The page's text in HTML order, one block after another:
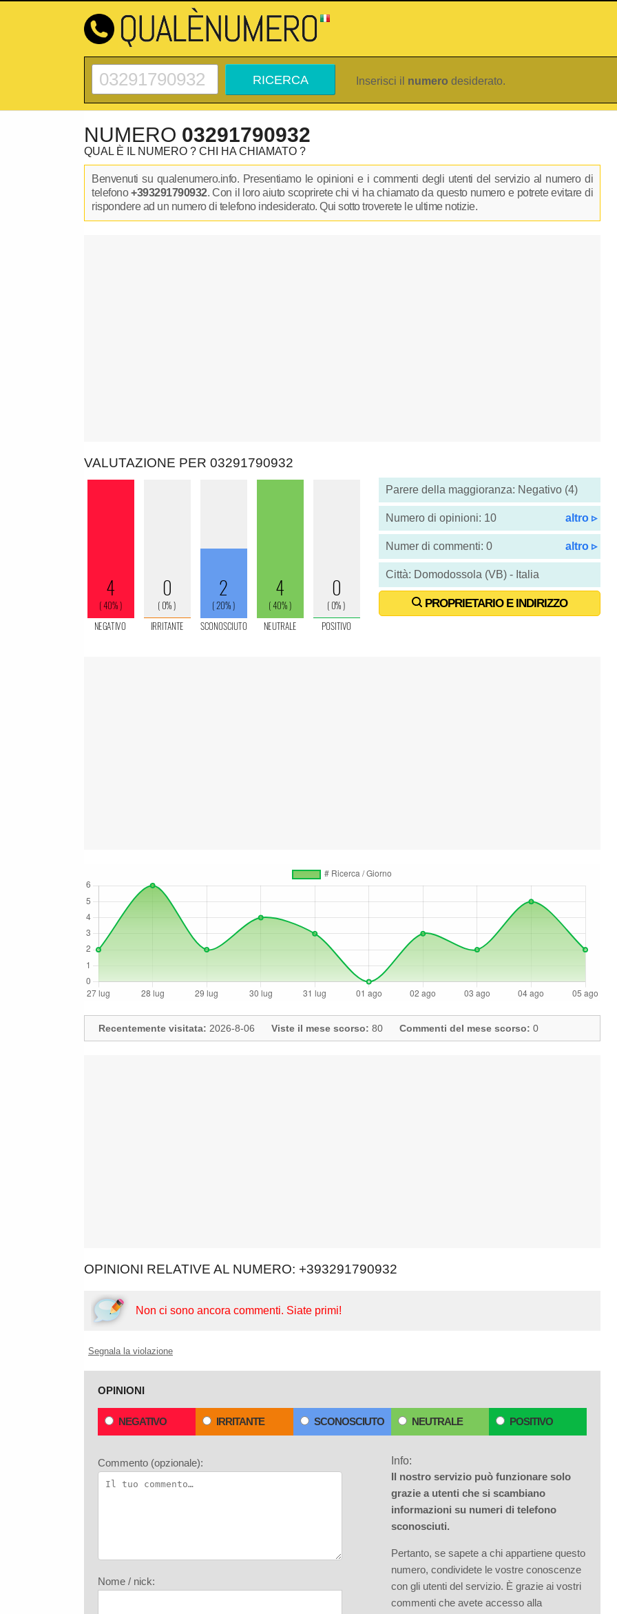
Inserisci il numero desiderato.
NUMERO 03291790932
QUAL È IL NUMERO ? CHI HA CHIAMATO ?
Benvenuti su qualenumero.info. Presentiamo le opinioni e i commenti degli utenti del servizio al numero di
telefono+393291790932. Con il loro aiuto scoprirete chi vi ha chiamato da questo numero e potrete evitare di
rispondere ad un numero di telefono indesiderato. Qui sotto troverete le ultime notizie.
VALUTAZIONE PER 03291790932
Parere della maggioranza: Negativo (4)
Numero di opinioni: 10 altro ▹
Numer di commenti: 0 altro ▹
Città: Domodossola (VB) - Italia
PROPRIETARIO E INDIRIZZO
Recentemente visitata: 2026-8-06 Viste il mese scorso: 80 Commenti del mese scorso: 0
OPINIONI RELATIVE AL NUMERO: +393291790932
Non ci sono ancora commenti. Siate primi!
Segnala la violazione
OPINIONI
NEGATIVO IRRITANTE SCONOSCIUTO NEUTRALE POSITIVO
Commento (opzionale):
Nome / nick:
Info:
Il nostro servizio può funzionare solo
grazie a utenti che si scambiano
informazioni su numeri di telefono
sconosciuti.
Pertanto, se sapete a chi appartiene questo
numero, condividete le vostre conoscenze
con gli utenti del servizio. È grazie ai vostri
commenti che avete accesso alla